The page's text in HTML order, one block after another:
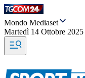
Mondo Mediaset
Martedì 14 Ottobre 2025